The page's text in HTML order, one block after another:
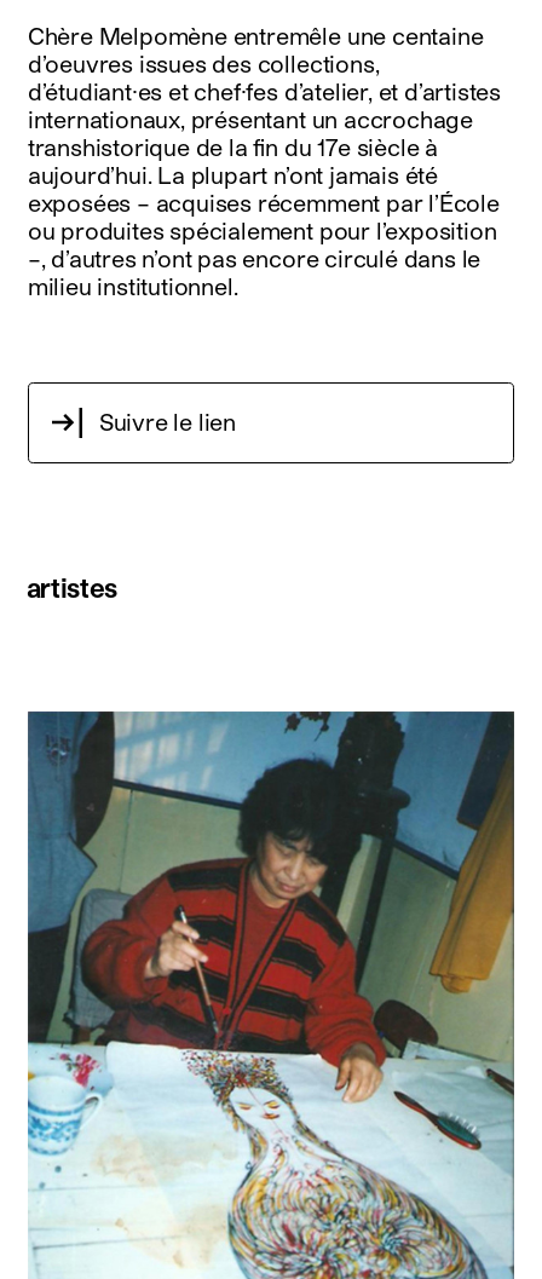
Chère Melpomène entremêle une centaine
d’oeuvres issues des collections,
d’étudiant·es et chef·fes d’atelier, et d’artistes
internationaux, présentant un accrochage
transhistorique de la fin du 17e siècle à
aujourd’hui. La plupart n’ont jamais été
exposées – acquises récemment par l’École
ou produites spécialement pour l’exposition
–, d’autres n’ont pas encore circulé dans le
milieu institutionnel.
Suivre le lien
artistes